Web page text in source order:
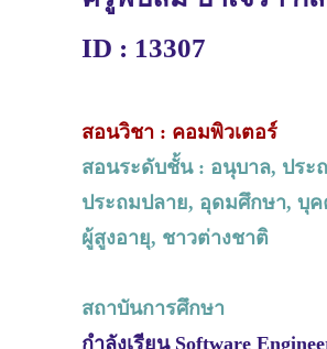
ID : 13307
สอนวิชา : คอมพิวเตอร์
สอนระดับชั้น : อนุบาล, ประ
ประถมปลาย, อุดมศึกษา, บุค
ผู้สูงอายุ, ชาวต่างชาติ
สถาบันการศึกษา
กำลังเรียน Software